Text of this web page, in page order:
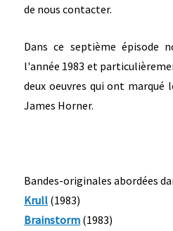
de nous contacter.
Dans ce septième épisode
l'année 1983 et
deux oeuvres qui ont marqué
James Horner.
Bandes-originales abordées
Krull (1983)
Brainstorm (1983)